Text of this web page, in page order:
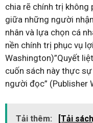
chia rẽ chính trị không
giữa những người
nhân và lựa chọn cá
nền chính trị phục vụ
Washington)”Quyết
cuốn sách này thực
người đọc” (Publisher
Tải thêm: [Tải